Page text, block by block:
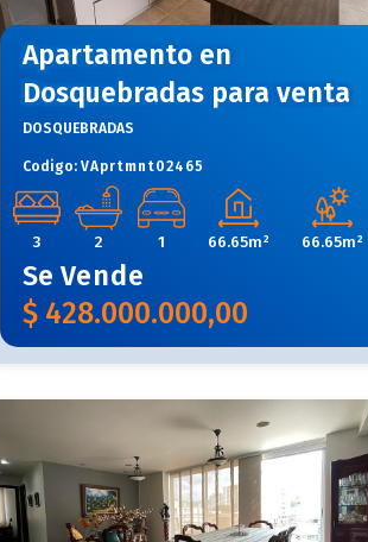
Apartamento en
Dosquebradas para venta
DOSQUEBRADAS
Codigo:VAprtmnt02465
3 2 1 66.65m² 66.65m²
SeVende
$ 428.000.000,00